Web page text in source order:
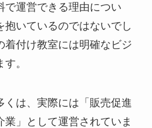
で運営できる理由につい
抱いているのではないでし
着付け教室には明確なビジ
。
くは、実際には「販売促進
」として運営されていま